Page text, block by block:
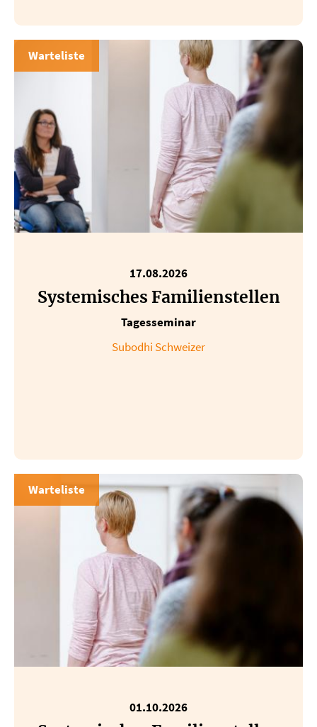
Warteliste
17.08.2026
Systemisches Familienstellen
Tagesseminar
Subodhi Schweizer
Warteliste
01.10.2026